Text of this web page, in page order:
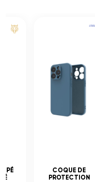
COQUE DE
PROTECTION